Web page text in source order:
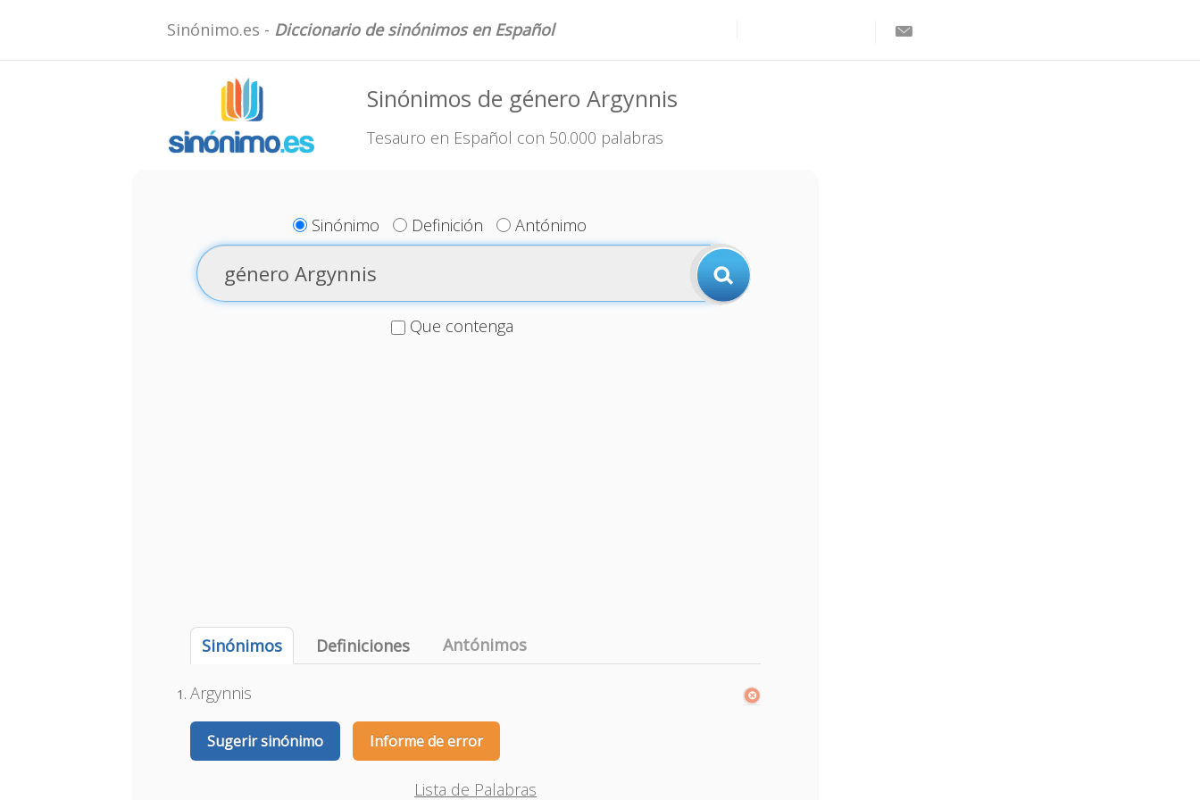
Sinónimo.es - Diccionario de sinónimos en Español
Sinónimos de género Argynnis
Tesauro en Español con 50.000 palabras
Sinónimo Definición Antónimo
Que contenga
Sinónimos Definiciones Antónimos
Argynnis
Sugerir sinónimo Informe de error
Lista de Palabras